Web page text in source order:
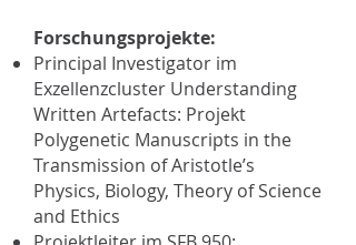
Forschungsprojekte:
Principal Investigator im
Exzellenzcluster Understanding
Written Artefacts: Projekt
Polygenetic Manuscripts in the
Transmission of Aristotle’s
Physics, Biology, Theory of Science
and Ethics